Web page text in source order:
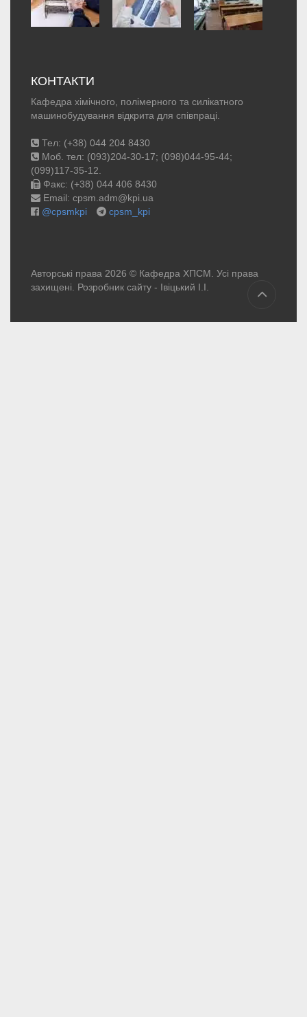
КОНТАКТИ
Кафедра хімічного, полімерного та силікатного
машинобудування відкрита для співпраці.
Тел: (+38) 044 204 8430
Моб. тел: (093)204-30-17; (098)044-95-44;
(099)117-35-12.
Факс: (+38) 044 406 8430
Email: cpsm.adm@kpi.ua
@cpsmkpi
cpsm_kpi
Авторські права 2026 © Кафедра ХПСМ. Усі права
захищені. Розробник сайту - Івіцький І.І.